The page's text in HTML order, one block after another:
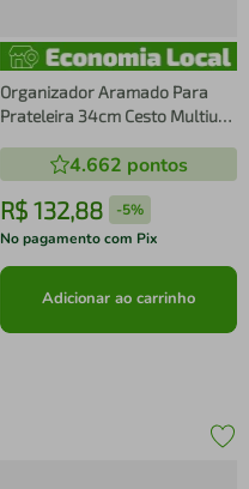
Organizador Aramado Para
Prateleira 34cm Cesto Multiuso
4.662 pontos
R$ 132,88 -5%
No pagamento com Pix
Adicionar ao carrinho